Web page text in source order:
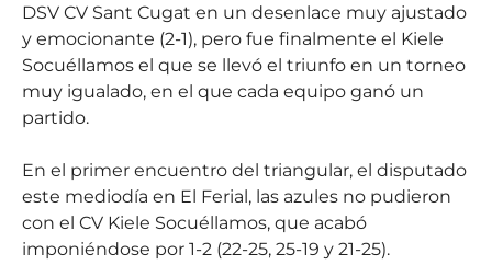
DSV CV Sant Cugat en un desenlace muy ajustado
y emocionante (2-1), pero fue finalmente el Kiele
Socuéllamos el que se llevó el triunfo en un torneo
muy igualado, en el que cada equipo ganó un
partido.
En el primer encuentro del triangular, el disputado
este mediodía en El Ferial, las azules no pudieron
con el CV Kiele Socuéllamos, que acabó
imponiéndose por 1-2 (22-25, 25-19 y 21-25).